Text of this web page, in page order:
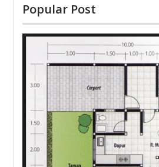
Popular Post